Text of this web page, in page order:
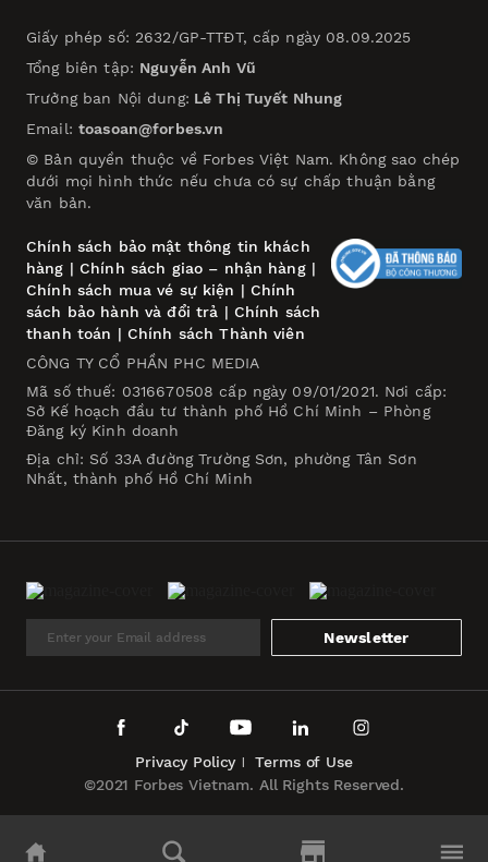
Giấy phép số: 2632/GP-TTĐT, cấp ngày 08.09.2025
Tổng biên tập: Nguyễn Anh Vũ
Trưởng ban Nội dung: Lê Thị Tuyết Nhung
Email: toasoan@forbes.vn
© Bản quyền thuộc về Forbes Việt Nam. Không sao chép
dưới mọi hình thức nếu chưa có sự chấp thuận bằng
văn bản.
Chính sách bảo mật thông tin khách
hàng | Chính sách giao – nhận hàng|
Chính sách mua vé sự kiện | Chính
sách bảo hành và đổi trả | Chính sách
thanh toán | Chính sách Thành viên
CÔNG TY CỔ PHẦN PHC MEDIA
Mã số thuế: 0316670508 cấp ngày 09/01/2021. Nơi cấp:
Sở Kế hoạch đầu tư thành phố Hồ Chí Minh – Phòng
Đăng ký Kinh doanh
Địa chỉ: Số 33A đường Trường Sơn, phường Tân Sơn
Nhất, thành phố Hồ Chí Minh
Newsletter
©2021 Forbes Vietnam. All Rights Reserved.
Privacy Policy Terms of Use